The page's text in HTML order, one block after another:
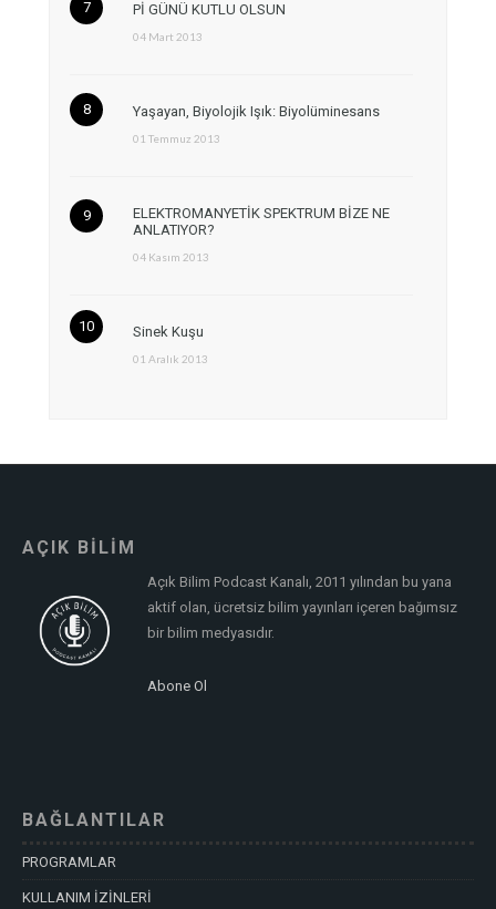
Pİ GÜNÜ KUTLU OLSUN
04 Mart 2013
Yaşayan, Biyolojik Işık: Biyolüminesans
01 Temmuz 2013
ELEKTROMANYETİK SPEKTRUM BİZE NE
ANLATIYOR?
04 Kasım 2013
Sinek Kuşu
01 Aralık 2013
AÇIK BİLİM
Açık Bilim Podcast Kanalı, 2011 yılından bu yana
aktif olan, ücretsiz bilim yayınları içeren bağımsız
bir bilim medyasıdır.
Abone Ol
BAĞLANTILAR
PROGRAMLAR
KULLANIM İZİNLERİ